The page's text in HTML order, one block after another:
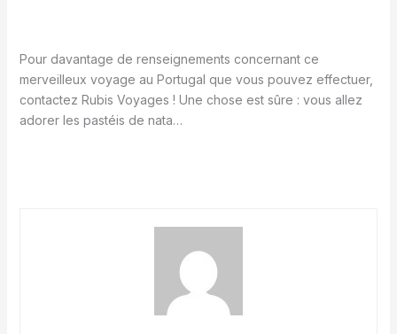
Pour davantage de renseignements concernant ce
merveilleux voyage au Portugal que vous pouvez effectuer,
contactez Rubis Voyages ! Une chose est sûre : vous allez
adorer les pastéis de nata…